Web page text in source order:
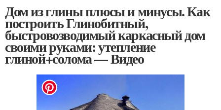
Дом из глины плюсы и минусы. Как
построить Глинобитный,
быстровозводимый каркасный дом
своими руками: утепление
глиной+солома — Видео